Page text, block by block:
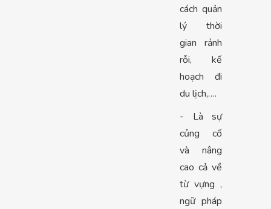
cách quản
lý thời
gian rảnh
rỗi, kế
hoạch đi
du lịch,….
- Là sự
củng cố
và nâng
cao cả về
từ vựng ,
ngữ pháp